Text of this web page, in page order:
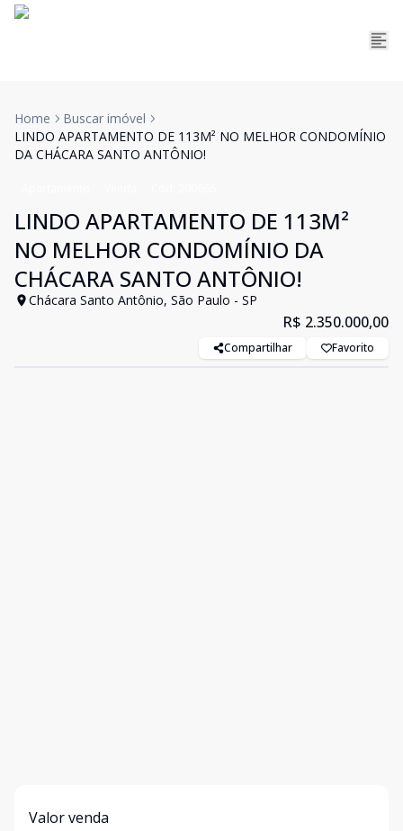
Home
Buscar imóvel
LINDO APARTAMENTO DE 113M² NO MELHOR CONDOMÍNIO
DA CHÁCARA SANTO ANTÔNIO!
LINDO APARTAMENTO DE 113M²
NO MELHOR CONDOMÍNIO DA
CHÁCARA SANTO ANTÔNIO!
Chácara Santo Antônio, São Paulo - SP
R$ 2.350.000,00
Compartilhar Favorito
Valor venda